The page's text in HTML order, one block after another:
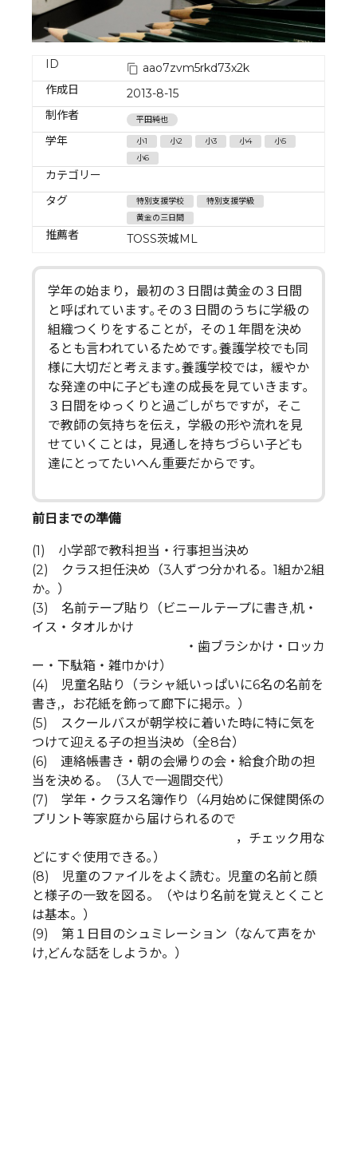
ID
aao7zvm5rkd73x2k
作成日
2013-8-15
制作者
平田純也
学年 小1 小2 小3 小4
小5
小6
カテゴリー
タグ
特別支援学校
特別支援学級
黄金の三日間
推薦者 TOSS茨城ML
学年の始まり，最初の３日間は黄金の３日間
と呼ばれています｡その３日間のうちに学級の
組織つくりをすることが，その１年間を決め
るとも言われているためです｡養護学校でも同
様に大切だと考えます｡養護学校では，緩やか
な発達の中に子ども達の成長を見ていきます｡
３日間をゆっくりと過ごしがちですが，そこ
で教師の気持ちを伝え，学級の形や流れを見
せていくことは，見通しを持ちづらい子ども
達にとってたいへん重要だからです。
前日までの準備
(1) 小学部で教科担当・行事担当決め
(2) クラス担任決め（3人ずつ分かれる。1組か2組
か。）
(3) 名前テープ貼り（ビニールテープに書き,机・
イス・タオルかけ
・歯ブラシかけ・ロッカ
ー・下駄箱・雑巾かけ）
(4) 児童名貼り（ラシャ紙いっぱいに6名の名前を
書き,，お花紙を飾って廊下に掲示。）
(5) スクールバスが朝学校に着いた時に特に気を
つけて迎える子の担当決め（全8台）
(6) 連絡帳書き・朝の会帰りの会・給食介助の担
当を決める。（3人で一週間交代）
(7) 学年・クラス名簿作り（4月始めに保健関係の
プリント等家庭から届けられるので
，チェック用な
どにすぐ使用できる｡）
(8) 児童のファイルをよく読む。児童の名前と顔
と様子の一致を図る。（やはり名前を覚えとくこと
は基本。）
(9) 第１日目のシュミレーション（なんて声をか
け,どんな話をしようか。）